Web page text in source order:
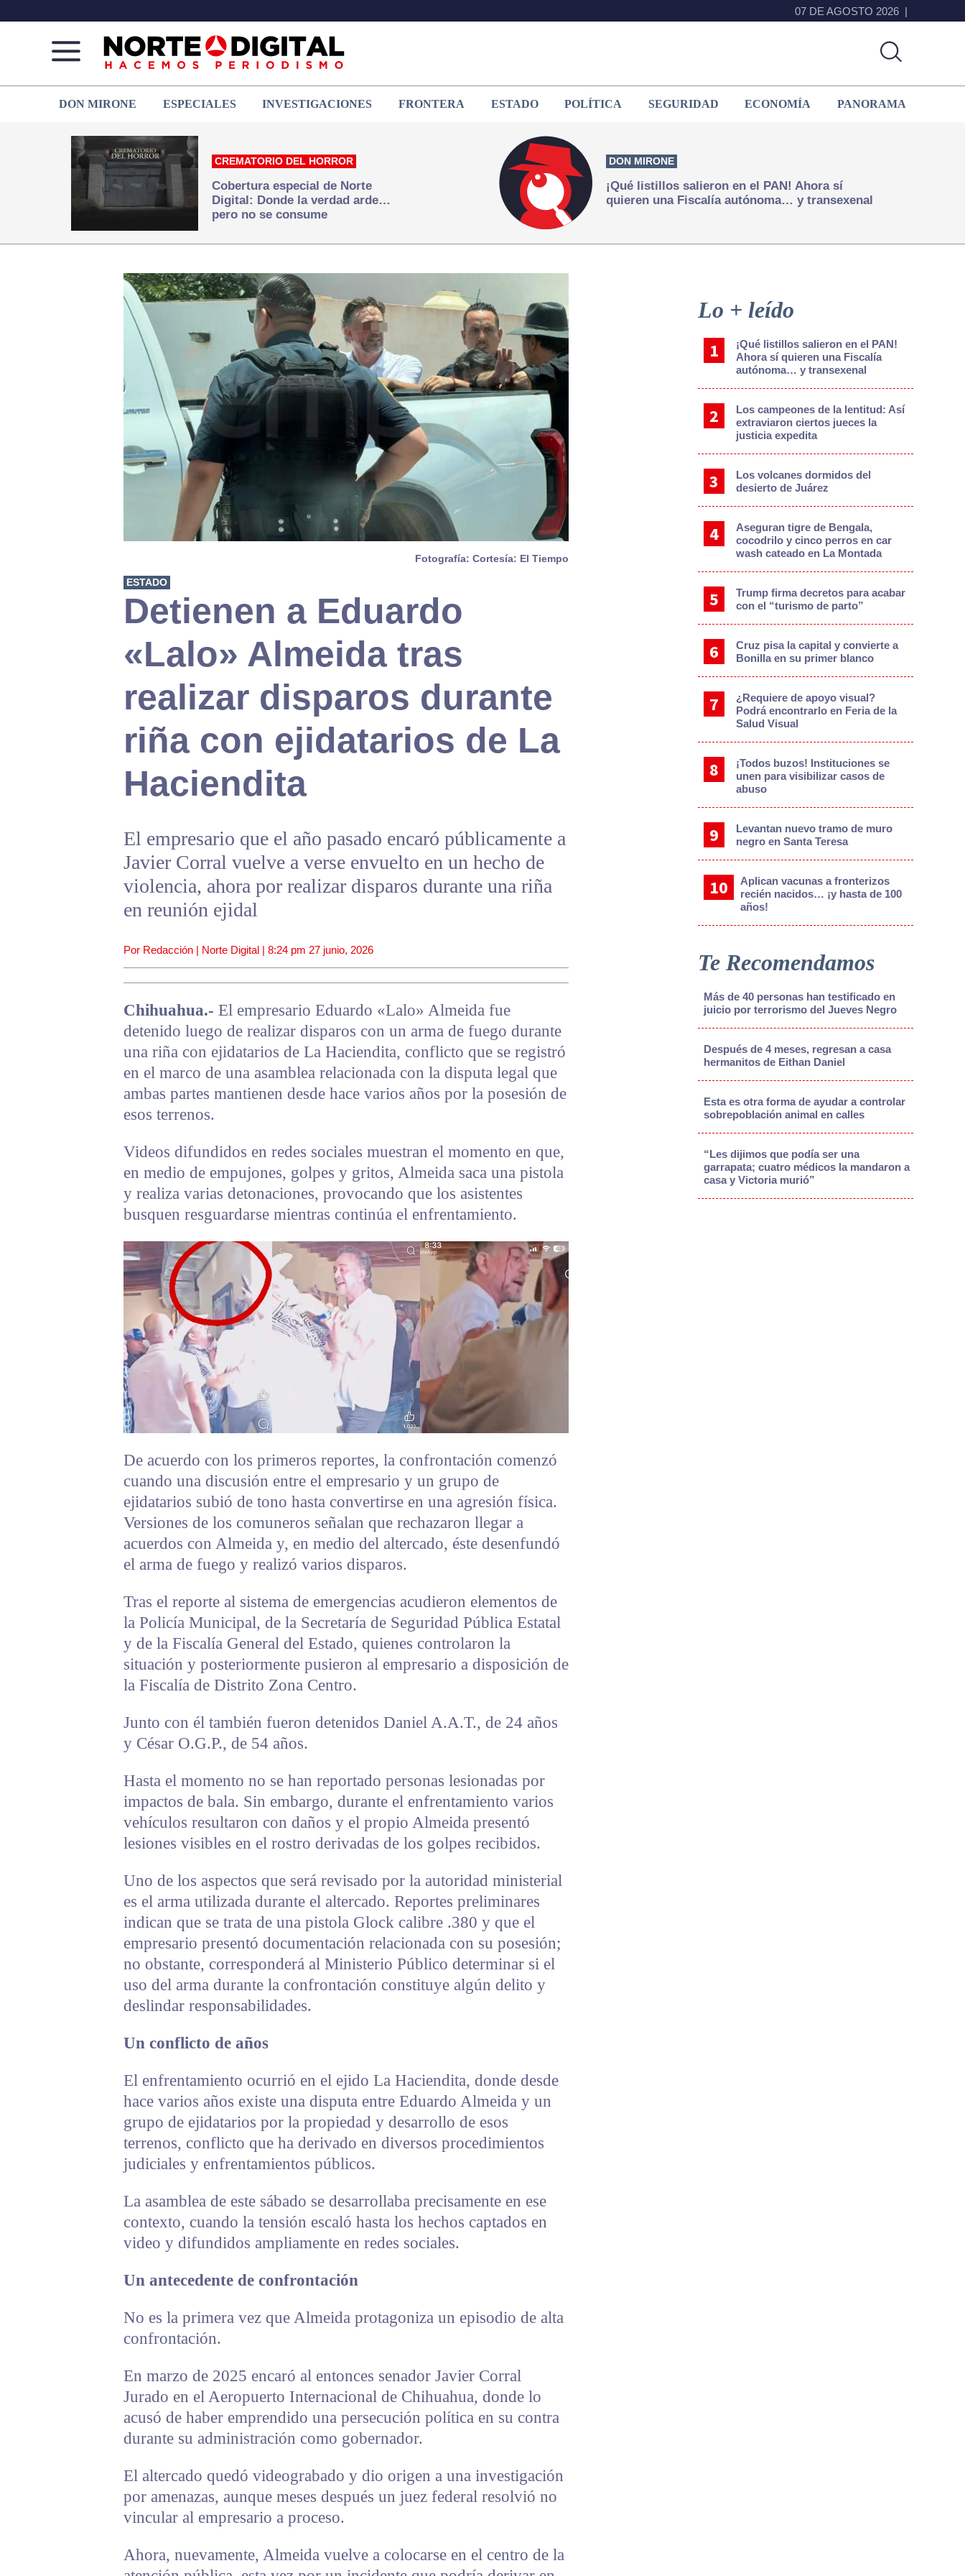
07 DE AGOSTO 2026
de
Juárez
que
hacemos periodismo
DON MIRONE ESPECIALES INVESTIGACIONES FRONTERA ESTADO POLÍTICA SEGURIDAD ECONOMÍA PANORAMA
CREMATORIO DEL HORROR
Cobertura especial de Norte
Digital: Donde la verdad arde…
pero no se consume
DON MIRONE
¡Qué listillos salieron en el PAN! Ahora sí
quieren una Fiscalía autónoma… y transexenal
Fotografía: Cortesía: El Tiempo
ESTADO
Detienen a Eduardo
«Lalo» Almeida tras
realizar disparos durante
riña con ejidatarios de La
Haciendita
El empresario que el año pasado encaró públicamente a
Javier Corral vuelve a verse envuelto en un hecho de
violencia, ahora por realizar disparos durante una riña
en reunión ejidal
Por Redacción | Norte Digital | 8:24 pm 27 junio, 2026
Chihuahua.- El empresario Eduardo «Lalo» Almeida fue
detenido luego de realizar disparos con un arma de fuego durante
una riña con ejidatarios de La Haciendita, conflicto que se registró
en el marco de una asamblea relacionada con la disputa legal que
ambas partes mantienen desde hace varios años por la posesión de
esos terrenos.
Videos difundidos en redes sociales muestran el momento en que,
en medio de empujones, golpes y gritos, Almeida saca una pistola
y realiza varias detonaciones, provocando que los asistentes
busquen resguardarse mientras continúa el enfrentamiento.
De acuerdo con los primeros reportes, la confrontación comenzó
cuando una discusión entre el empresario y un grupo de
ejidatarios subió de tono hasta convertirse en una agresión física.
Versiones de los comuneros señalan que rechazaron llegar a
acuerdos con Almeida y, en medio del altercado, éste desenfundó
el arma de fuego y realizó varios disparos.
Tras el reporte al sistema de emergencias acudieron elementos de
la Policía Municipal, de la Secretaría de Seguridad Pública Estatal
y de la Fiscalía General del Estado, quienes controlaron la
situación y posteriormente pusieron al empresario a disposición de
la Fiscalía de Distrito Zona Centro.
Junto con él también fueron detenidos Daniel A.A.T., de 24 años
y César O.G.P., de 54 años.
Hasta el momento no se han reportado personas lesionadas por
impactos de bala. Sin embargo, durante el enfrentamiento varios
vehículos resultaron con daños y el propio Almeida presentó
lesiones visibles en el rostro derivadas de los golpes recibidos.
Uno de los aspectos que será revisado por la autoridad ministerial
es el arma utilizada durante el altercado. Reportes preliminares
indican que se trata de una pistola Glock calibre .380 y que el
empresario presentó documentación relacionada con su posesión;
no obstante, corresponderá al Ministerio Público determinar si el
uso del arma durante la confrontación constituye algún delito y
deslindar responsabilidades.
Un conflicto de años
El enfrentamiento ocurrió en el ejido La Haciendita, donde desde
hace varios años existe una disputa entre Eduardo Almeida y un
grupo de ejidatarios por la propiedad y desarrollo de esos
terrenos, conflicto que ha derivado en diversos procedimientos
judiciales y enfrentamientos públicos.
La asamblea de este sábado se desarrollaba precisamente en ese
contexto, cuando la tensión escaló hasta los hechos captados en
video y difundidos ampliamente en redes sociales.
Un antecedente de confrontación
No es la primera vez que Almeida protagoniza un episodio de alta
confrontación.
En marzo de 2025 encaró al entonces senador Javier Corral
Jurado en el Aeropuerto Internacional de Chihuahua, donde lo
acusó de haber emprendido una persecución política en su contra
durante su administración como gobernador.
El altercado quedó videograbado y dio origen a una investigación
por amenazas, aunque meses después un juez federal resolvió no
vincular al empresario a proceso.
Ahora, nuevamente, Almeida vuelve a colocarse en el centro de la
Sidebar
Lo + leído
¡Qué listillos salieron en el PAN!
Ahora sí quieren una Fiscalía
autónoma… y transexenal
Los campeones de la lentitud: Así
extraviaron ciertos jueces la
justicia expedita
Los volcanes dormidos del
desierto de Juárez
Aseguran tigre de Bengala,
cocodrilo y cinco perros en car
wash cateado en La Montada
Trump firma decretos para acabar
con el “turismo de parto”
Cruz pisa la capital y convierte a
Bonilla en su primer blanco
¿Requiere de apoyo visual?
Podrá encontrarlo en Feria de la
Salud Visual
¡Todos buzos! Instituciones se
unen para visibilizar casos de
abuso
Levantan nuevo tramo de muro
negro en Santa Teresa
Aplican vacunas a fronterizos
recién nacidos… ¡y hasta de 100
años!
Te Recomendamos
Más de 40 personas han testificado en
juicio por terrorismo del Jueves Negro
Después de 4 meses, regresan a casa
hermanitos de Eithan Daniel
Esta es otra forma de ayudar a controlar
sobrepoblación animal en calles
“Les dijimos que podía ser una
garrapata; cuatro médicos la mandaron a
casa y Victoria murió”